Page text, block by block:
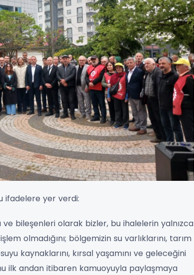
ifadelere yer verdi:
ve bileşenleri olarak bizler, bu ihalelerin yalnızca
olmadığını; bölgemizin su varlıklarını, tarım
kaynaklarını, kırsal yaşamını ve geleceğini
ilk andan itibaren kamuoyuyla paylaşmaya